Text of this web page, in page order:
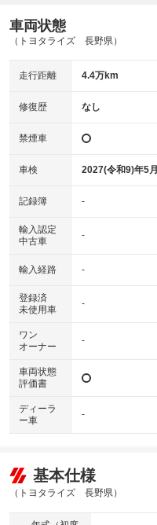
車両状態
（トヨタライズ 長野県）
走行距離 4.4万km
修復歴 なし
禁煙車
車検 2027(令和9)年5月
記録簿 -
輸入認定
中古車
-
輸入経路 -
登録済
未使用車
-
ワン
オーナー
-
車両状態
評価書
ディーラ
ー車
-
基本仕様
（トヨタライズ 長野県）